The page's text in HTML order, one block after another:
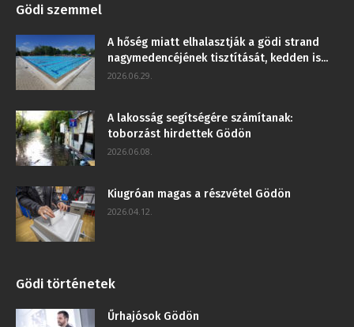
Gödi szemmel
A hőség miatt elhalasztják a gödi strand
nagymedencéjének tisztítását, kedden is...
2026.06.29.
A lakosság segítségére számítanak:
toborzást hirdettek Gödön
2026.06.08.
Kiugróan magas a részvétel Gödön
2026.04.12.
Gödi történetek
Űrhajósok Gödön